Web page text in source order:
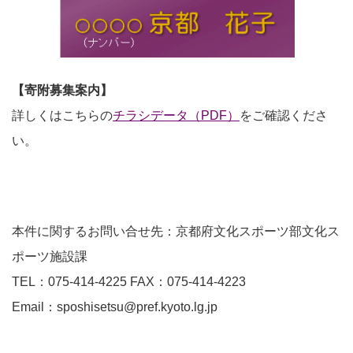
【寄附募集案内】
詳しくはこちらのチラシデータ（PDF）
をご確認くださ
い。
本件に関するお問い合せ先：京都府文化スポーツ部文化ス
ポーツ施設課
TEL：075-414-4225 FAX：075-414-4223
Email：sposhisetsu@pref.kyoto.lg.jp